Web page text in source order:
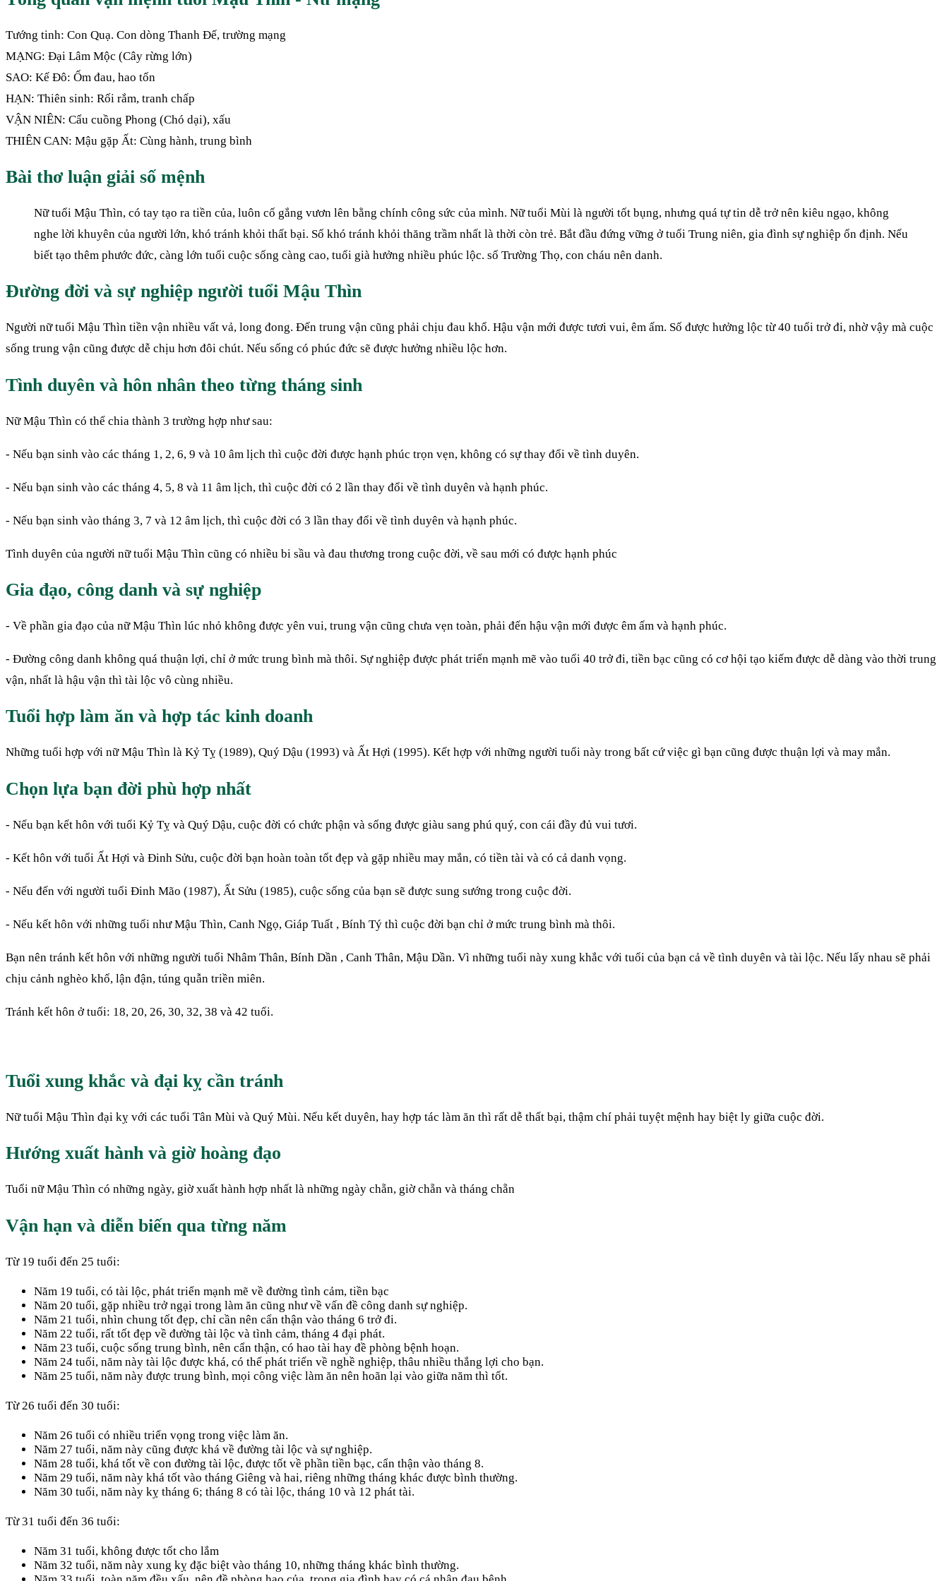
Tướng tinh: Con Quạ. Con dòng Thanh Đế, trường mạng
MẠNG: Đại Lâm Mộc (Cây rừng lớn)
SAO: Kế Đô: Ốm đau, hao tốn
HẠN: Thiên sinh: Rối rắm, tranh chấp
VẬN NIÊN: Cẩu cuồng Phong (Chó dại), xấu
THIÊN CAN: Mậu gặp Ất: Cùng hành, trung bình
Bài thơ luận giải số mệnh
Nữ tuổi Mậu Thìn, có tay tạo ra tiền của, luôn cố gắng vươn lên bằng chính công sức của mình. Nữ tuổi Mùi là người tốt bụng, nhưng quá tự tin dễ trở nên kiêu ngạo, không
nghe lời khuyên của người lớn, khó tránh khỏi thất bại. Số khó tránh khỏi thăng trầm nhất là thời còn trẻ. Bắt đầu đứng vững ở tuổi Trung niên, gia đình sự nghiệp ổn định. Nếu
biết tạo thêm phước đức, càng lớn tuổi cuộc sống càng cao, tuổi già hưởng nhiều phúc lộc. số Trường Thọ, con cháu nên danh.
Đường đời và sự nghiệp người tuổi Mậu Thìn
Người nữ tuổi Mậu Thìn tiền vận nhiều vất vả, long đong. Đến trung vận cũng phải chịu đau khổ. Hậu vận mới được tươi vui, êm ấm. Số được hưởng lộc từ 40 tuổi trở đi, nhờ vậy mà cuộc
sống trung vận cũng được dễ chịu hơn đôi chút. Nếu sống có phúc đức sẽ được hưởng nhiều lộc hơn.
Tình duyên và hôn nhân theo từng tháng sinh
Nữ Mậu Thìn có thể chia thành 3 trường hợp như sau:
- Nếu bạn sinh vào các tháng 1, 2, 6, 9 và 10 âm lịch thì cuộc đời được hạnh phúc trọn vẹn, không có sự thay đổi về tình duyên.
- Nếu bạn sinh vào các tháng 4, 5, 8 và 11 âm lịch, thì cuộc đời có 2 lần thay đổi về tình duyên và hạnh phúc.
- Nếu bạn sinh vào tháng 3, 7 và 12 âm lịch, thì cuộc đời có 3 lần thay đổi về tình duyên và hạnh phúc.
Tình duyên của người nữ tuổi Mậu Thìn cũng có nhiều bi sầu và đau thương trong cuộc đời, về sau mới có được hạnh phúc
Gia đạo, công danh và sự nghiệp
- Về phần gia đạo của nữ Mậu Thìn lúc nhỏ không được yên vui, trung vận cũng chưa vẹn toàn, phải đến hậu vận mới được êm ấm và hạnh phúc.
- Đường công danh không quá thuận lợi, chỉ ở mức trung bình mà thôi. Sự nghiệp được phát triển mạnh mẽ vào tuổi 40 trở đi, tiền bạc cũng có cơ hội tạo kiếm được dễ dàng vào thời trung
vận, nhất là hậu vận thì tài lộc vô cùng nhiều.
Tuổi hợp làm ăn và hợp tác kinh doanh
Những tuổi hợp với nữ Mậu Thìn là Kỷ Tỵ (1989), Quý Dậu (1993) và Ất Hợi (1995). Kết hợp với những người tuổi này trong bất cứ việc gì bạn cũng được thuận lợi và may mắn.
Chọn lựa bạn đời phù hợp nhất
- Nếu bạn kết hôn với tuổi Kỷ Tỵ và Quý Dậu, cuộc đời có chức phận và sống được giàu sang phú quý, con cái đầy đủ vui tươi.
- Kết hôn với tuổi Ất Hợi và Đinh Sửu, cuộc đời bạn hoàn toàn tốt đẹp và gặp nhiều may mắn, có tiền tài và có cả danh vọng.
- Nếu đến với người tuổi Đinh Mão (1987), Ất Sửu (1985), cuộc sống của bạn sẽ được sung sướng trong cuộc đời.
- Nếu kết hôn với những tuổi như Mậu Thìn, Canh Ngọ, Giáp Tuất , Bính Tý thì cuộc đời bạn chỉ ở mức trung bình mà thôi.
Bạn nên tránh kết hôn với những người tuổi Nhâm Thân, Bính Dần , Canh Thân, Mậu Dần. Vì những tuổi này xung khắc với tuổi của bạn cả về tình duyên và tài lộc. Nếu lấy nhau sẽ phải
chịu cảnh nghèo khổ, lận đận, túng quẫn triền miên.
Tránh kết hôn ở tuổi: 18, 20, 26, 30, 32, 38 và 42 tuổi.
Tuổi xung khắc và đại kỵ cần tránh
Nữ tuổi Mậu Thìn đại kỵ với các tuổi Tân Mùi và Quý Mùi. Nếu kết duyên, hay hợp tác làm ăn thì rất dễ thất bại, thậm chí phải tuyệt mệnh hay biệt ly giữa cuộc đời.
Hướng xuất hành và giờ hoàng đạo
Tuổi nữ Mậu Thìn có những ngày, giờ xuất hành hợp nhất là những ngày chẵn, giờ chẵn và tháng chẵn
Vận hạn và diễn biến qua từng năm
Từ 19 tuổi đến 25 tuổi:
Năm 19 tuổi, có tài lộc, phát triển mạnh mẽ về đường tình cảm, tiền bạc
Năm 20 tuổi, gặp nhiều trở ngại trong làm ăn cũng như về vấn đề công danh sự nghiệp.
Năm 21 tuổi, nhìn chung tốt đẹp, chỉ cần nên cẩn thận vào tháng 6 trở đi.
Năm 22 tuổi, rất tốt đẹp về đường tài lộc và tình cảm, tháng 4 đại phát.
Năm 23 tuổi, cuộc sống trung bình, nên cẩn thận, có hao tài hay đề phòng bệnh hoạn.
Năm 24 tuổi, năm này tài lộc được khá, có thể phát triển về nghề nghiệp, thâu nhiều thắng lợi cho bạn.
Năm 25 tuổi, năm này được trung bình, mọi công việc làm ăn nên hoãn lại vào giữa năm thì tốt.
Từ 26 tuổi đến 30 tuổi:
Năm 26 tuổi có nhiều triển vọng trong việc làm ăn.
Năm 27 tuổi, năm này cũng được khá về đường tài lộc và sự nghiệp.
Năm 28 tuổi, khá tốt về con đường tài lộc, được tốt về phần tiền bạc, cẩn thận vào tháng 8.
Năm 29 tuổi, năm này khá tốt vào tháng Giêng và hai, riêng những tháng khác được bình thường.
Năm 30 tuổi, năm này kỵ tháng 6; tháng 8 có tài lộc, tháng 10 và 12 phát tài.
Từ 31 tuổi đến 36 tuổi:
Năm 31 tuổi, không được tốt cho lắm
Năm 32 tuổi, năm này xung kỵ đặc biệt vào tháng 10, những tháng khác bình thường.